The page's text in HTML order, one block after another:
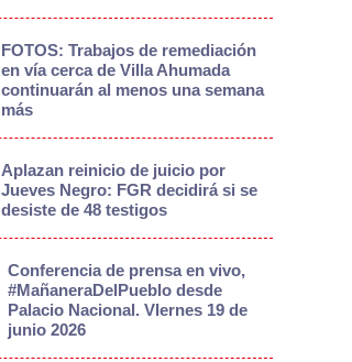
FOTOS: Trabajos de remediación
en vía cerca de Villa Ahumada
continuarán al menos una semana
más
Aplazan reinicio de juicio por
Jueves Negro: FGR decidirá si se
desiste de 48 testigos
Conferencia de prensa en vivo,
#MañaneraDelPueblo desde
Palacio Nacional. VIernes 19 de
junio 2026